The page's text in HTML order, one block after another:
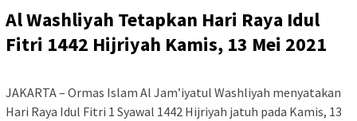
Al Washliyah Tetapkan Hari Raya Idul
Fitri 1442 Hijriyah Kamis, 13 Mei 2021
JAKARTA – Ormas Islam Al Jam’iyatul Washliyah menyatakan
Hari Raya Idul Fitri 1 Syawal 1442 Hijriyah jatuh pada Kamis, 13